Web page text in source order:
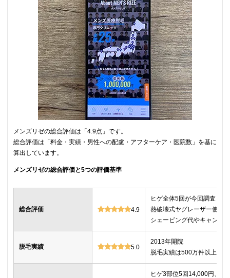
メンズリゼの総合評価は「4.9点」です。
総合評価は「料金・実績・男性への配慮・アフターケア・医院数」を基に
算出しています。
メンズリゼの総合評価と5つの評価基準
総合評価 4.9
ヒゲ全体5回が今回調査し
熱破壊式ヤグレーザー使用
シェービング代やキャンセ
脱毛実績 5.0
2013年開院
脱毛実績は500万件以上
ヒゲ3部位5回14,000円、ヒ